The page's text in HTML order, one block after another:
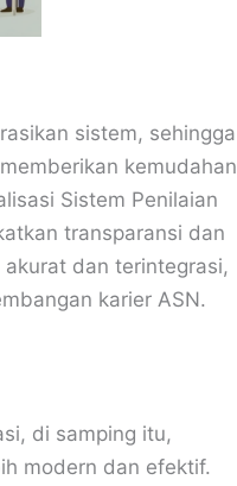
sistem, sehingga
kemudahan
Sistem Penilaian
transparansi dan
dan terintegrasi,
karier ASN.
di samping itu,
modern dan efektif.